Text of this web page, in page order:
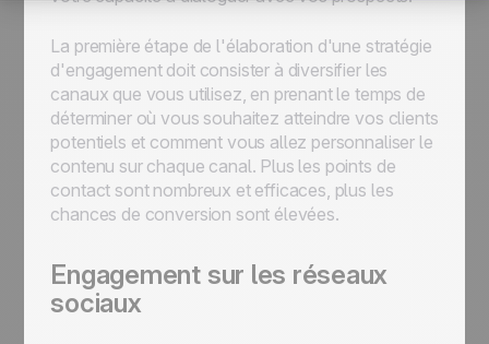
La première étape de l'élaboration d'une stratégie
d'engagement doit consister à diversifier les
canaux que vous utilisez, en prenant le temps de
déterminer où vous souhaitez atteindre vos clients
potentiels et comment vous allez personnaliser le
contenu sur chaque canal. Plus les points de
contact sont nombreux et efficaces, plus les
chances de conversion sont élevées.
Engagement sur les réseaux
sociaux